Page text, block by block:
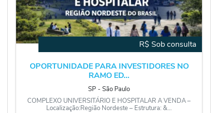
R$ Sob consulta
OPORTUNIDADE PARA INVESTIDORES NO
RAMO ED...
SP ‐ São Paulo
COMPLEXO UNIVERSITÁRIO E HOSPITALAR A VENDA –
Localização:Região Nordeste – Estrutura: &...